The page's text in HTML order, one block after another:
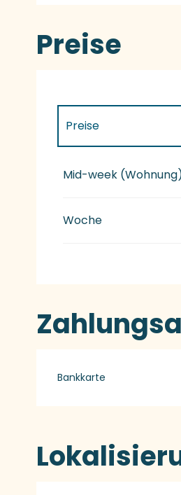
Preise
Preise
Preise 2027
Mid-week
Woche
Bankkarte